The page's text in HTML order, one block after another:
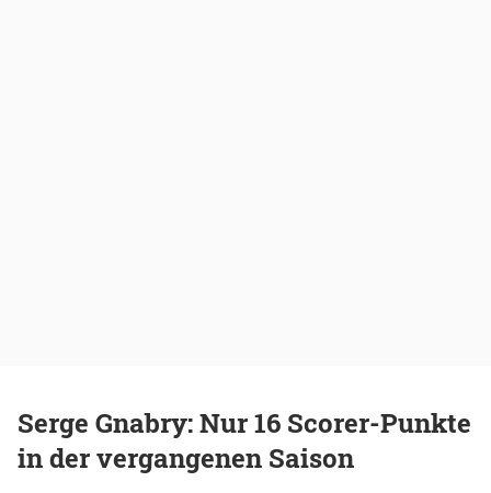
Serge Gnabry: Nur 16 Scorer-Punkte
in der vergangenen Saison